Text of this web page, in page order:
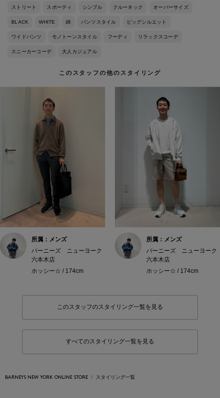
ストリート スポーティ シンプル クルーネック オーバーサイズ
BLACK WHITE 綿 パンツスタイル ビッグシルエット
ワイドパンツ モノトーンスタイル フーディ リラックスコーデ
スニーカーコーデ 大人カジュアル
このスタッフの他のスタイリング
所属：メンズ
バーニーズ ニューヨーク
六本木店
ホッシー☆ / 174cm
所属：メンズ
バーニーズ ニューヨーク
六本木店
ホッシー☆ / 174cm
このスタッフのスタイリング一覧を見る
すべてのスタイリング一覧を見る
BARNEYS NEW YORK ONLINE STORE スタイリング一覧